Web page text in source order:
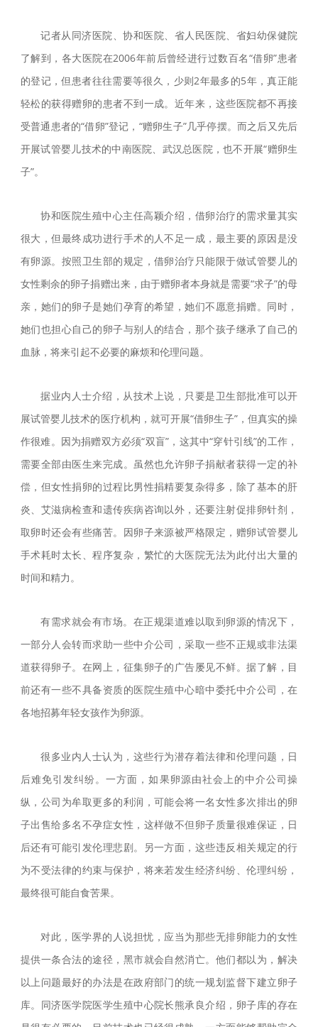
记者从同济医院、协和医院、省人民医院、省妇幼保健院
了解到，各大医院在2006年前后曾经进行过数百名“借卵”患者
的登记，但患者往往需要等很久，少则2年最多的5年，真正能
轻松的获得赠卵的患者不到一成。近年来，这些医院都不再接
受普通患者的“借卵”登记，“赠卵生子”几乎停摆。而之后又先后
开展试管婴儿技术的中南医院、武汉总医院，也不开展“赠卵生
子”。
协和医院生殖中心主任高颖介绍，借卵治疗的需求量其实
很大，但最终成功进行手术的人不足一成，最主要的原因是没
有卵源。按照卫生部的规定，借卵治疗只能限于做试管婴儿的
女性剩余的卵子捐赠出来，由于赠卵者本身就是需要“求子”的母
亲，她们的卵子是她们孕育的希望，她们不愿意捐赠。同时，
她们也担心自己的卵子与别人的结合，那个孩子继承了自己的
血脉，将来引起不必要的麻烦和伦理问题。
据业内人士介绍，从技术上说，只要是卫生部批准可以开
展试管婴儿技术的医疗机构，就可开展“借卵生子”，但真实的操
作很难。因为捐赠双方必须“双盲”，这其中“穿针引线”的工作，
需要全部由医生来完成。虽然也允许卵子捐献者获得一定的补
偿，但女性捐卵的过程比男性捐精要复杂得多，除了基本的肝
炎、艾滋病检查和遗传疾病咨询以外，还要注射促排卵针剂，
取卵时还会有些痛苦。因卵子来源被严格限定，赠卵试管婴儿
手术耗时太长、程序复杂，繁忙的大医院无法为此付出大量的
时间和精力。
有需求就会有市场。在正规渠道难以取到卵源的情况下，
一部分人会转而求助一些中介公司，采取一些不正规或非法渠
道获得卵子。在网上，征集卵子的广告屡见不鲜。据了解，目
前还有一些不具备资质的医院生殖中心暗中委托中介公司，在
各地招募年轻女孩作为卵源。
很多业内人士认为，这些行为潜存着法律和伦理问题，日
后难免引发纠纷。一方面，如果卵源由社会上的中介公司操
纵，公司为牟取更多的利润，可能会将一名女性多次排出的卵
子出售给多名不孕症女性，这样做不但卵子质量很难保证，日
后还有可能引发伦理悲剧。另一方面，这些违反相关规定的行
为不受法律的约束与保护，将来若发生经济纠纷、伦理纠纷，
最终很可能自食苦果。
对此，医学界的人说担忧，应当为那些无排卵能力的女性
提供一条合法的途径，黑市就会自然消亡。他们都以为，解决
以上问题最好的办法是在政府部门的统一规划监督下建立卵子
库。同济医学院医学生殖中心院长熊承良介绍，卵子库的存在